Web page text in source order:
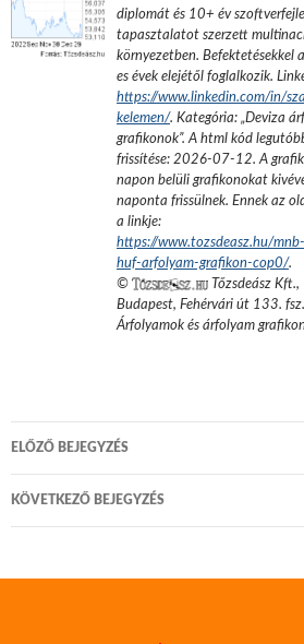
diplomát és 10+ év
tapasztalatot szerzett
környezetben. Befektetésekkel
es évek elejétől foglalkozik.
https://www.linkedin.com/in/
kelemen/. Kategória: „Deviza
grafikonok”.A html kód
frissítése: 2026-07-12. A
napon belüli grafikonokat
naponta frissülnek. Ennek az
a linkje:
https://www.tozsdeasz.hu/
huf-arfolyam-grafikon-cop0/.
©
Tőzsdeász Kft.,
Budapest, Fehérvári út 133.
Árfolyamok és árfolyam
Bejegyzés
navigáció
ELŐZŐ BEJEGYZÉS
KÖVETKEZŐ BEJEGYZÉS